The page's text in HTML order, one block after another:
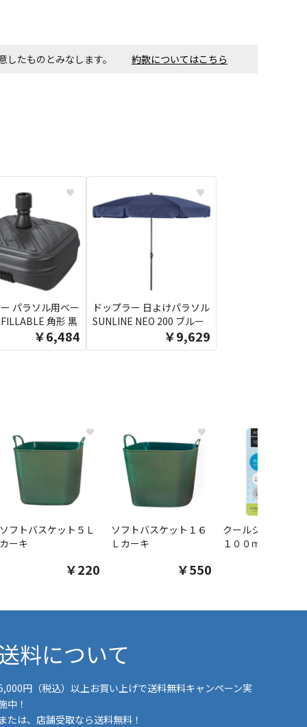
意したものとみなします。 約款についてはこちら
♥
パラソル用ベー
角形 黒
￥6,484
♥
ドップラー 日よけパラソル
SUNLINE NEO 200 ブルー
￥9,629
♥
ソフトバスケット５Ｌ
カーキ
￥220
♥
ソフトバスケット１６
Ｌカーキ
￥550
クールシャツスプ
１００ｍｌ
料について
円（税込）以上お買い上げで送料無料キャンペーン実
中！
または、店舗受取なら送料無料！